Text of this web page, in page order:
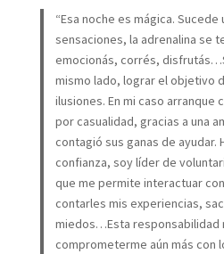
“Esa noche es mágica. Sucede
sensaciones, la adrenalina se
emocionás, corrés,
mismo lado, lograr el objetivo
ilusiones. En mi caso arranque
por casualidad, gracias a una
contagió sus ganas de ayudar.
confianza, soy líder de
que me permite interactuar
contarles mis experiencias,
miedos…Esta responsabilidad
comprometerme aún más con